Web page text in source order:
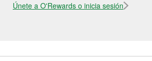
Únete a O'Rewards o inicia sesión